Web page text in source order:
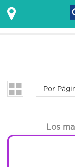
Por
Los